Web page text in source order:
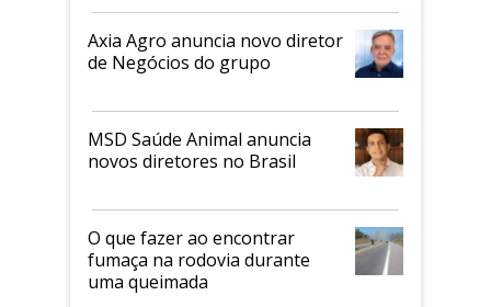
Axia Agro anuncia novo diretor
de Negócios do grupo
MSD Saúde Animal anuncia
novos diretores no Brasil
O que fazer ao encontrar
fumaça na rodovia durante
uma queimada